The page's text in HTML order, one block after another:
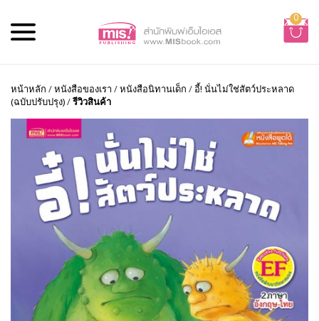
0
หน้าหลัก /หนังสือของเรา /หนังสือนิทานเด็ก / อี้! นั่นไม่ใช่สัตว์ประหลาด
(ฉบับปรับปรุง)/รีวิวสินค้า